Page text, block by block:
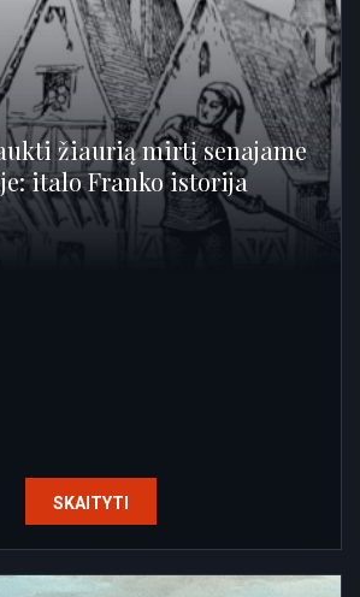
žiaurią mirtį senajame
italo Franko istorija
SKAITYTI